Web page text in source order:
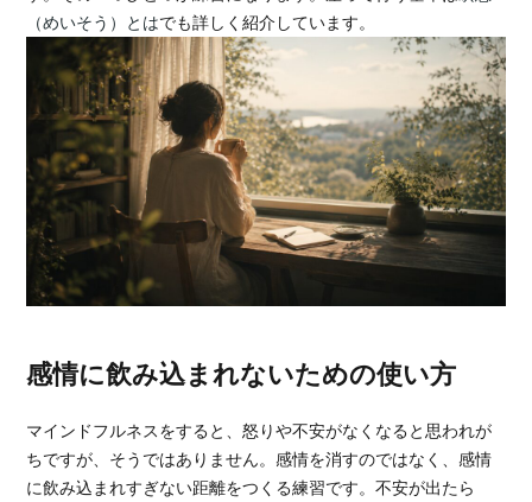
（めいそう）とはでも詳しく紹介しています。
感情に飲み込まれないための使い方
マインドフルネスをすると、怒りや不安がなくなると思われが
ちですが、そうではありません。感情を消すのではなく、感情
に飲み込まれすぎない距離をつくる練習です。不安が出たら